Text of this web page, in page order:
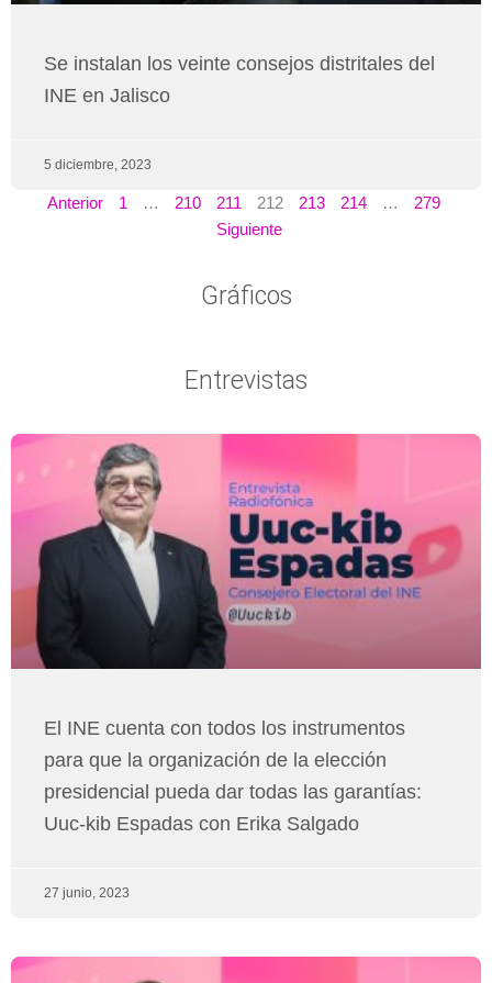
Se instalan los veinte consejos distritales del
INE en Jalisco
5 diciembre, 2023
Anterior 1 … 210 211 212 213 214 …
279
Siguiente
Gráficos
Entrevistas
El INE cuenta con todos los instrumentos
para que la organización de la elección
presidencial pueda dar todas las garantías:
Uuc-kib Espadas con Erika Salgado
27 junio, 2023
Página